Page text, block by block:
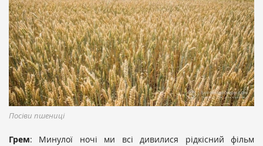
Посіви пшениці
Грем: Минулої ночі ми всі дивилися рідкісний фільм